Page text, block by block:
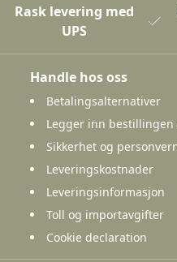
Rask levering med
UPS
Handle hos oss
Betalingsalternativer
Legger inn bestillingen
Sikkerhet og
Leveringskostnader
Leveringsinformasjon
Toll og importavgifter
Cookie declaration